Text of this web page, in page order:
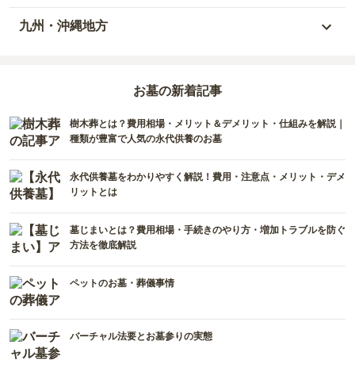
宮城県
茨城県
福井県
長野県
兵庫県
奈良県
和歌山県
岡山県
島根県
香川県
愛媛県
徳島県
九州・沖縄地方
宮崎県
佐賀県
長崎県
鹿児島県
お墓の新着記事
樹木葬とは？費用相場・メリット＆デメリット・仕組みを解説｜
種類が豊富で人気の永代供養のお墓
永代供養墓をわかりやすく解説！費用・注意点・メリット・デメ
リットとは
墓じまいとは？費用相場・手続きのやり方・増加トラブルを防ぐ
方法を徹底解説
ペットのお墓・葬儀事情
バーチャル法要とお墓参りの実態